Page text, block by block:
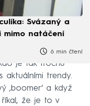
Svázaný a
mimo natáčení
6 min čtení
je tak trochu
aktuálními trendy.
‚boomer‘ a když
říkal, že je to v